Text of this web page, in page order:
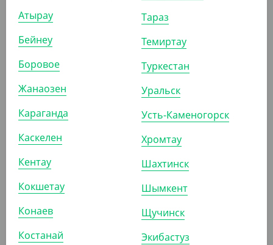
850
(17 ₸/ШТ)
Атырау
Бейнеу
Боровое
Жанаозен
Караганда
Каскелен
Кентау
Кокшетау
Конаев
Костанай
Тараз
Темиртау
Туркестан
Уральск
Усть-Каменогорск
Хромтау
Шахтинск
Шымкент
Щучинск
Экибастуз